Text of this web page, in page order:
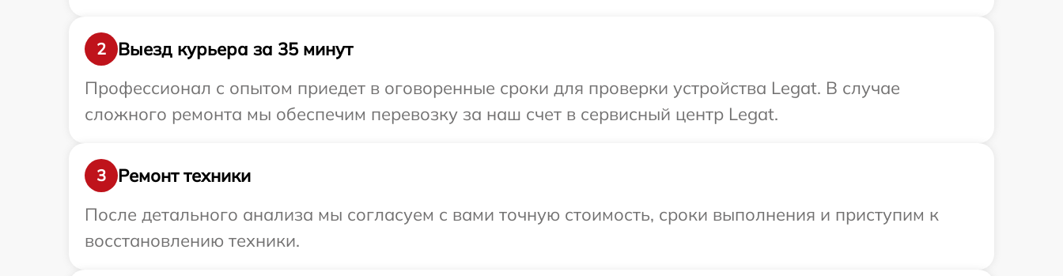
2
Выезд курьера за 35 минут
Профессионал с опытом приедет в оговоренные сроки для проверки устройства Legat. В случае
сложного ремонта мы обеспечим перевозку за наш счет в сервисный центр Legat.
3
Ремонт техники
После детального анализа мы согласуем с вами точную стоимость, сроки выполнения и приступим к
восстановлению техники.